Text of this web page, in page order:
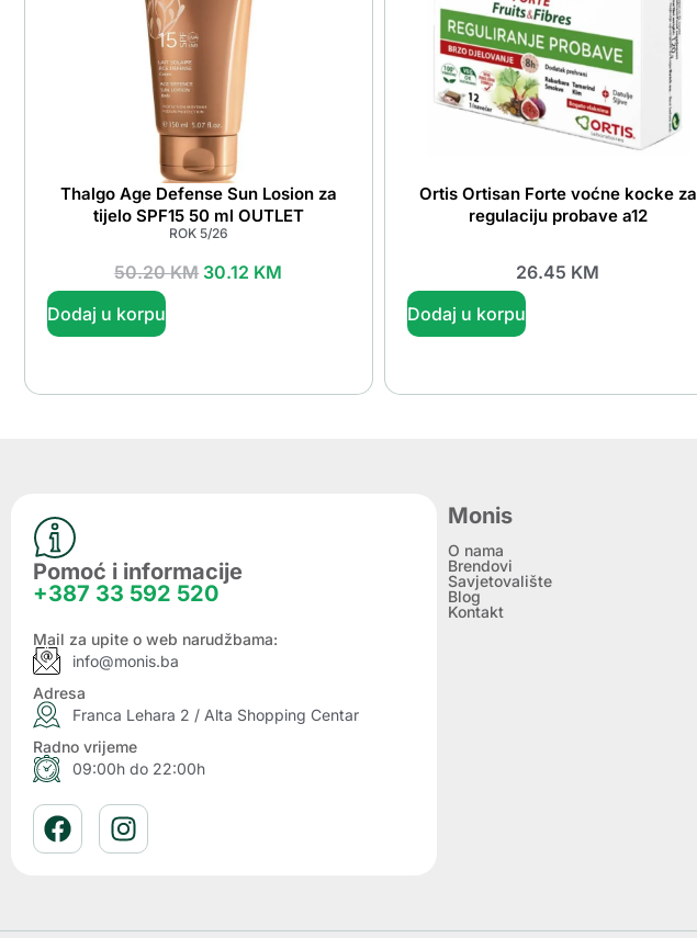
Thalgo Age Defense Sun Losion za
tijelo SPF15 50 ml OUTLET
ROK 5/26
50.20KM 30.12 KM
Dodaj u korpu
Ortis Ortisan Forte voćne kocke za
regulaciju probave a12
26.45 KM
Dodaj u korpu
Pomoć i informacije
+387 33 592 520
Mail za upite o web narudžbama:
info@monis.ba
Adresa
Franca Lehara 2 / Alta Shopping Centar
Radno vrijeme
09:00h do 22:00h
Monis
O nama
Brendovi
Savjetovalište
Blog
Kontakt